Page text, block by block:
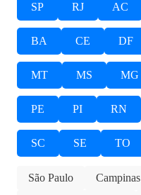
SP RJ AC
BA CE DF
MT MS MG
PE PI RN
SC SE TO
São Paulo Campinas